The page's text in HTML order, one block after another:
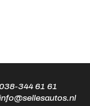
344 61 61